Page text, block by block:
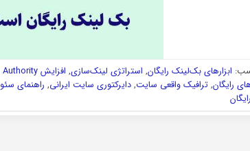
ابزارهای بک‌لینک رایگان, استراتژی لینک‌سازی, افزایش Domain Authority
رایگان,ترافیک واقعی سایت,دایرکتوری سایت ایرانی, راهنمای سئو